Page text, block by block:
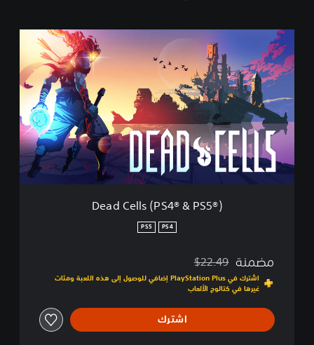
a
d
e
P
S
Dead Cells (PS4® & PS5®)
PS4
PS5
مضمنة مخصوم من السعر الأصلي البالغ $22.49‏
$22.49
اشترك في PlayStation Plus إضافي للوصول إلى هذه اللعبة ومئات
غيرها في كتالوج الألعاب
اشترك